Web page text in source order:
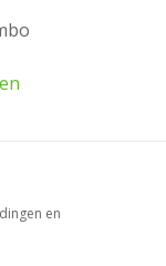
en